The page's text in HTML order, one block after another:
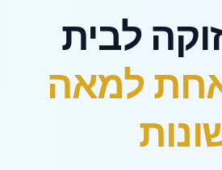
לבית
למאה